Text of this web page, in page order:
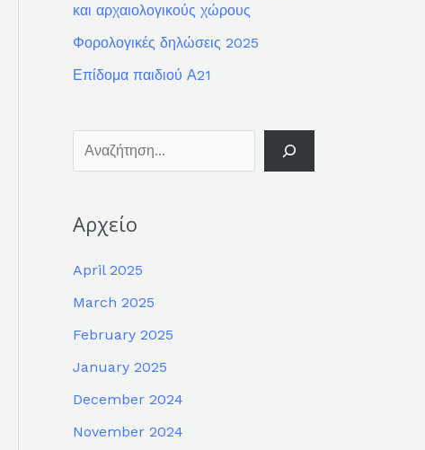
και αρχαιολογικούς χώρους
Φορολογικές δηλώσεις 2025
Επίδομα παιδιού Α21
Αρχείο
April 2025
March 2025
February 2025
January 2025
December 2024
November 2024